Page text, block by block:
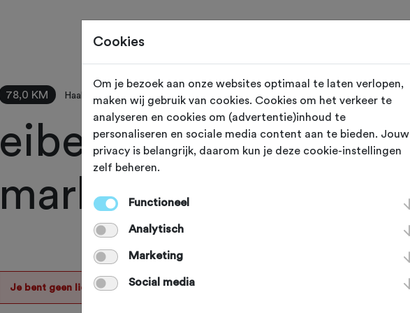
78,0 KM Haaksbergen, Geukerdijk 107 (Overijssel)
eibergen - borculo -
markelo - goor
Je bent geen lid van deze club.
Cookies
Om je bezoek aan onze websites optimaal te laten verlopen,
maken wij gebruik van cookies. Cookies om het verkeer te
analyseren en cookies om (advertentie)inhoud te
personaliseren en sociale media content aan te bieden. Jouw
privacy is belangrijk, daarom kun je deze cookie-instellingen
zelf beheren.
Functioneel
Analytisch
Marketing
Social media